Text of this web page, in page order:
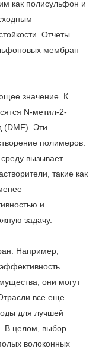
как полисульфон и
Отчеты
мембран
значение. К
N-метил-2-
(DMF). Эти
полимеров.
вызывает
такие как
и
задачу.
Например,
они могут
все еще
для лучшей
В целом, выбор
волоконных